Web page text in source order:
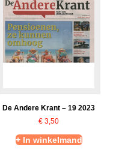
De Andere Krant – 19 2023
€ 3,50
+ In winkelmand